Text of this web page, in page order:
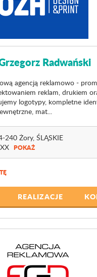
Radwański
agencją reklamowo -
reklam, drukiem
logotypy, kompletne
mat...
240 Żory, ŚLĄSKIE
POKAŻ
REALIZACJE